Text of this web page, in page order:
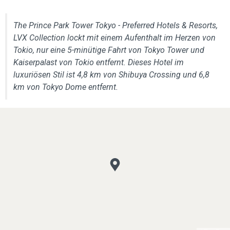
The Prince Park Tower Tokyo - Preferred Hotels & Resorts,
LVX Collection lockt mit einem Aufenthalt im Herzen von
Tokio, nur eine 5-minütige Fahrt von Tokyo Tower und
Kaiserpalast von Tokio entfernt. Dieses Hotel im
luxuriösen Stil ist 4,8 km von Shibuya Crossing und 6,8
km von Tokyo Dome entfernt.